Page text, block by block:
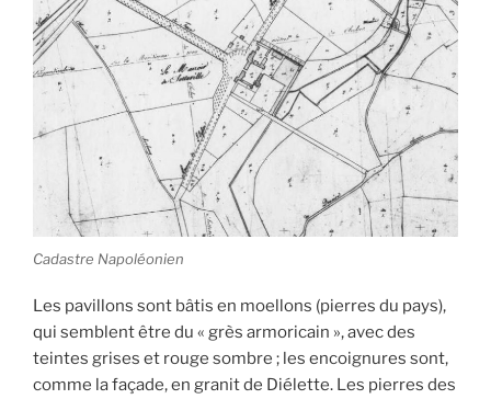
Cadastre Napoléonien
Les pavillons sont bâtis en moellons (pierres du pays),
qui semblent être du « grès armoricain », avec des
teintes grises et rouge sombre ; les encoignures sont,
comme la façade, en granit de Diélette. Les pierres des